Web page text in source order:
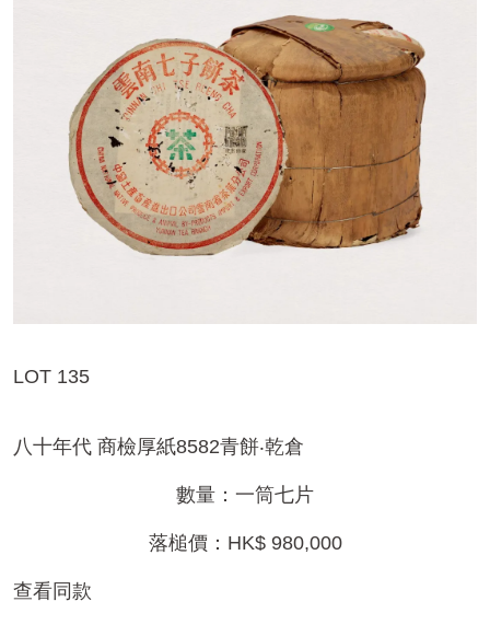
LOT 135
八十年代 商檢厚紙8582青餅‧乾倉
數量：一筒七片
落槌價：HK$ 980,000
查看同款